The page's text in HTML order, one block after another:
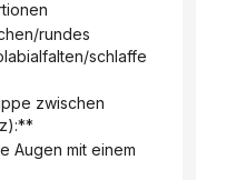
schlaffe